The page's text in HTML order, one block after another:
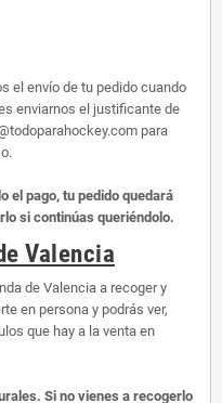
el envío de tu pedido cuando
enviarnos el justificante de
para
el pago, tu pedido quedará
si continúas queriéndolo.
Valencia
de Valencia a recoger y
en persona y podrás ver,
que hay a la venta en
Si no vienes a recogerlo